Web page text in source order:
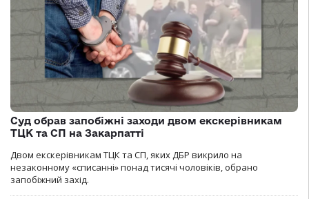
Суд обрав запобіжні заходи двом екскерівникам
ТЦК та СП на Закарпатті
Двом екскерівникам ТЦК та СП, яких ДБР викрило на
незаконному «списанні» понад тисячі чоловіків, обрано
запобіжний захід.